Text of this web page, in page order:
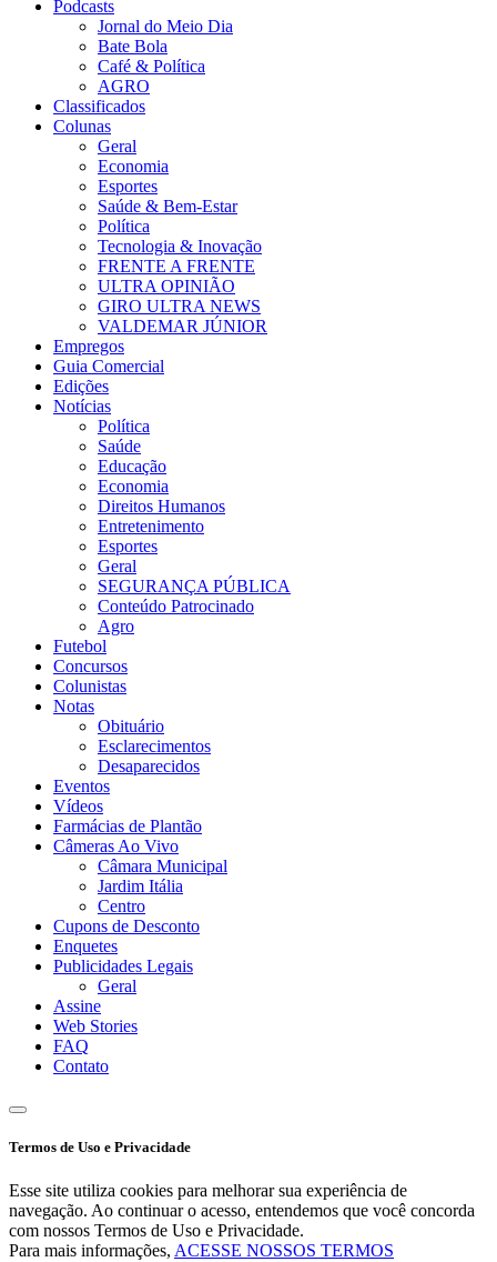
Podcasts
Jornal do Meio Dia
Bate Bola
Café & Política
AGRO
Classificados
Colunas
Geral
Economia
Esportes
Saúde & Bem-Estar
Política
Tecnologia & Inovação
FRENTE A FRENTE
ULTRA OPINIÃO
GIRO ULTRA NEWS
VALDEMAR JÚNIOR
Empregos
Guia Comercial
Edições
Notícias
Política
Saúde
Educação
Economia
Direitos Humanos
Entretenimento
Esportes
Geral
SEGURANÇA PÚBLICA
Conteúdo Patrocinado
Agro
Futebol
Concursos
Colunistas
Notas
Obituário
Esclarecimentos
Desaparecidos
Eventos
Vídeos
Farmácias de Plantão
Câmeras Ao Vivo
Câmara Municipal
Jardim Itália
Centro
Cupons de Desconto
Enquetes
Publicidades Legais
Geral
Assine
Web Stories
FAQ
Contato
Termos de Uso e Privacidade
Esse site utiliza cookies para melhorar sua experiência de
navegação. Ao continuar o acesso, entendemos que você concorda
com nossos Termos de Uso e Privacidade.
Para mais informações, ACESSE NOSSOS TERMOS